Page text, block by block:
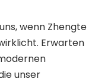
wenn Zhengte
Erwarten
unser